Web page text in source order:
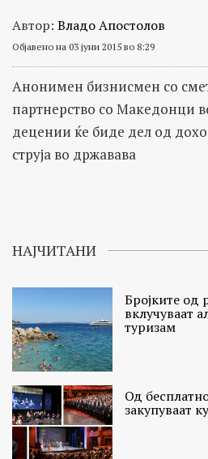
Автор: Владо Апостолов
Објавено на 03 јуни 2015 во 8:29
Анонимен бизнисмен со
партнерство со Македонци
децении ќе биде дел од
струја во државава
НАЈЧИТАНИ
Бројките од
вклучуваат
туризам
Од
закупуваат